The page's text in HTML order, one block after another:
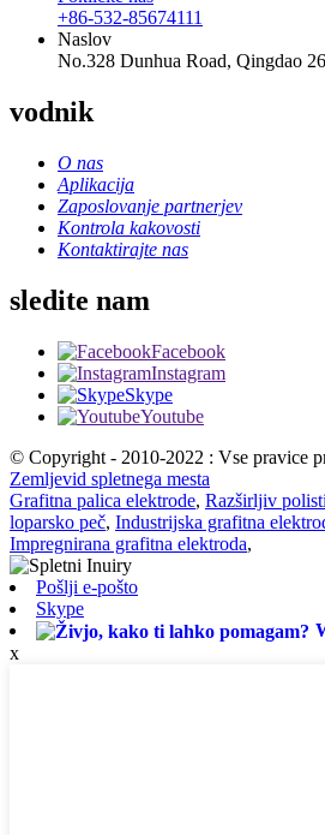
+86-532-85674111
Naslov
No.328 Dunhua Road, Qingdao
vodnik
O nas
Aplikacija
Zaposlovanje partnerjev
Kontrola kakovosti
Kontaktirajte nas
sledite nam
Facebook
Instagram
Skype
Youtube
© Copyright - 2010-2022 : Vse pravice
Zemljevid spletnega mesta
Grafitna palica elektrode, Razširljiv
loparsko peč, Industrijska grafitna
Impregnirana grafitna elektroda,
Pošlji e-pošto
Skype
x